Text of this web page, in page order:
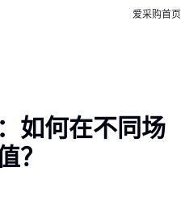
爱采购首页
如何在不同场
？